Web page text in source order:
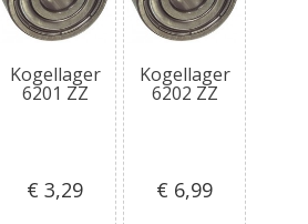
Kogellager
6201 ZZ
€ 3,29
Kogellager
6202 ZZ
€ 6,99